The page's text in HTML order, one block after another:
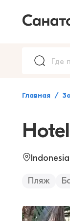
Главная
Пляж